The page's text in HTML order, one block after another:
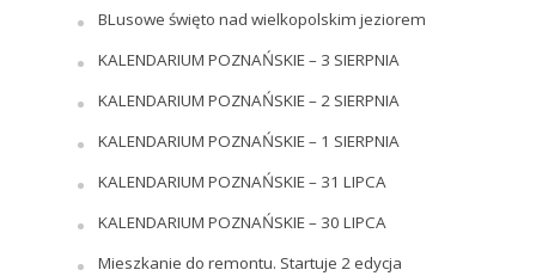
BLusowe święto nad wielkopolskim jeziorem
KALENDARIUM POZNAŃSKIE – 3 SIERPNIA
KALENDARIUM POZNAŃSKIE – 2 SIERPNIA
KALENDARIUM POZNAŃSKIE – 1 SIERPNIA
KALENDARIUM POZNAŃSKIE – 31 LIPCA
KALENDARIUM POZNAŃSKIE – 30 LIPCA
Mieszkanie do remontu. Startuje 2 edycja